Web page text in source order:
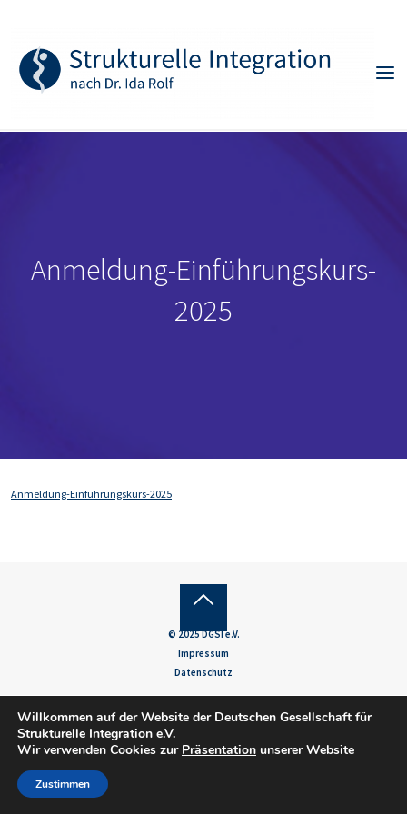
Anmeldung-Einführungskurs-
2025
Anmeldung-Einführungskurs-2025
© 2025 DGSI e.V.
Impressum
Datenschutz
Back
to
Top
Willkommen auf der Website der Deutschen Gesellschaft für
Strukturelle Integration e.V.
Wir verwenden Cookies zur Präsentation unserer Website
Zustimmen